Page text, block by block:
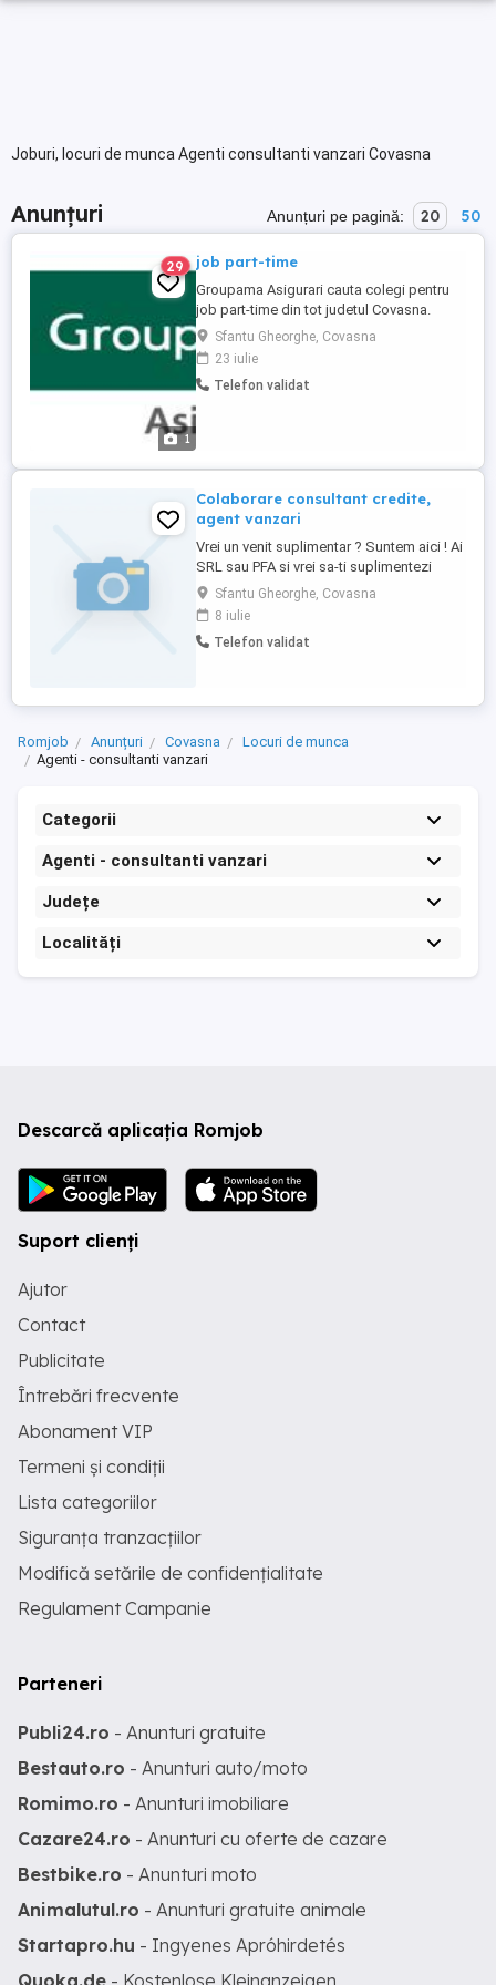
Joburi, locuri de munca Agenti consultanti vanzari Covasna
Anunțuri Anunțuri pe pagină: 20 50
1
29 job part-time
Groupama Asigurari cauta colegi pentru
job part-time din tot judetul Covasna.
Cerinta minima este liceul. Pot fi si
pensionari. AStept CV-uri pe adresa Nu
raspund pe messenger.
Sfantu Gheorghe, Covasna
23 iulie
Telefon validat
Colaborare consultant credite,
agent vanzari
Vrei un venit suplimentar ? Suntem aici ! Ai
SRL sau PFA si vrei sa-ti suplimentezi
veniturile ? Suntem ceea ce cauti. Sau,
poti sa-ti faci PFA, PFI sau SRL. Cautam
colegi pentru Sfantul Gheorghe ,Covasna,
Targu Secuiesc. Asteptam sa ne
Sfantu Gheorghe, Covasna
8 iulie
Telefon validat
Romjob Anunțuri Covasna
Locuri de munca
Agenti - consultanti vanzari
Categorii
Agenti - consultanti vanzari
Județe
Localități
Descarcă aplicația Romjob
Suport clienți
Ajutor
Contact
Publicitate
Întrebări frecvente
Abonament VIP
Termeni și condiții
Lista categoriilor
Siguranța tranzacțiilor
Modifică setările de confidențialitate
Regulament Campanie
Parteneri
Publi24.ro - Anunturi gratuite
Bestauto.ro - Anunturi auto/moto
Romimo.ro - Anunturi imobiliare
Cazare24.ro - Anunturi cu oferte de cazare
Bestbike.ro - Anunturi moto
Animalutul.ro - Anunturi gratuite animale
Startapro.hu - Ingyenes Apróhirdetés
Quoka.de - Kostenlose Kleinanzeigen